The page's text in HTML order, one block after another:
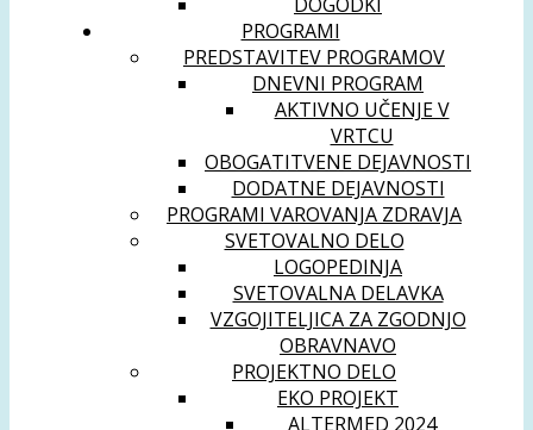
PROGRAMI
PREDSTAVITEV PROGRAMOV
DNEVNI PROGRAM
AKTIVNO UČENJE V
VRTCU
OBOGATITVENE DEJAVNOSTI
DODATNE DEJAVNOSTI
PROGRAMI VAROVANJA ZDRAVJA
SVETOVALNO DELO
LOGOPEDINJA
SVETOVALNA DELAVKA
VZGOJITELJICA ZA ZGODNJO
OBRAVNAVO
PROJEKTNO DELO
EKO PROJEKT
ALTERMED 2024